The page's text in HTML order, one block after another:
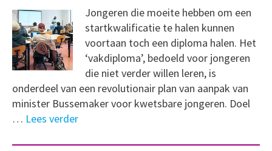
Jongeren die moeite hebben om een
startkwalificatie te halen kunnen
voortaan toch een diploma halen. Het
‘vakdiploma’, bedoeld voor jongeren
die niet verder willen leren, is
onderdeel van een revolutionair plan van aanpak van
minister Bussemaker voor kwetsbare jongeren. Doel
… Lees verder